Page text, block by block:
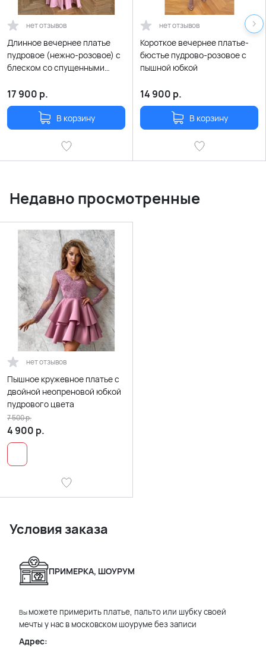
нет отзывов
Длинное вечернее платье
пудровое (нежно-розовое) с
блеском со спущенными
ноге
17 900 р.
В корзину
нет отзывов
Короткое вечернее платье-
бюстье пудрово-розовое с
пышной юбкой
14 900 р.
В корзину
Недавно просмотренные
нет отзывов
Пышное кружевное платье с
двойной неопреновой юбкой
пудрового цвета
4 900 р.
7 500р.
Условия заказа
ПРИМЕРКА, ШОУРУМ
Вы можете примерить платье, пальто или шубку своей
мечты у нас в московском шоуруме без записи
Адрес: